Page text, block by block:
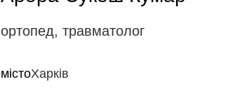
ортопед, травматолог
містоХарків